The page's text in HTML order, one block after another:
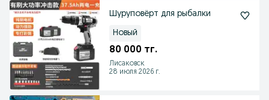
Шуруповёрт для рыбалки
Новый
80 000 тг.
Лисаковск
28 июля 2026 г.